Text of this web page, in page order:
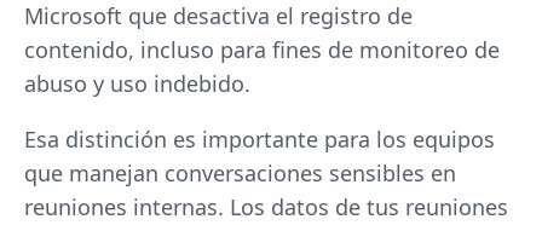
Microsoft que desactiva el registro de
contenido, incluso para fines de monitoreo de
abuso y uso indebido.
Esa distinción es importante para los equipos
que manejan conversaciones sensibles en
reuniones internas. Los datos de tus reuniones